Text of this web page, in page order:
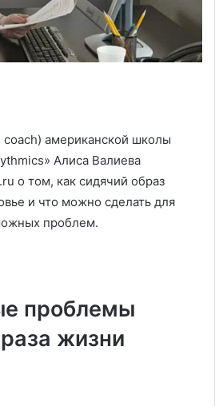
американской школы
Алиса Валиева
о том, как сидячий образ
и что можно сделать для
проблем.
проблемы
жизни